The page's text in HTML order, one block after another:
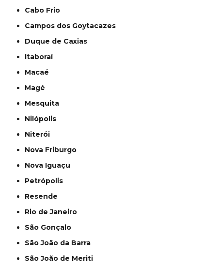
Cabo Frio
Campos dos Goytacazes
Duque de Caxias
Itaboraí
Macaé
Magé
Mesquita
Nilópolis
Niterói
Nova Friburgo
Nova Iguaçu
Petrópolis
Resende
Rio de Janeiro
São Gonçalo
São João da Barra
São João de Meriti